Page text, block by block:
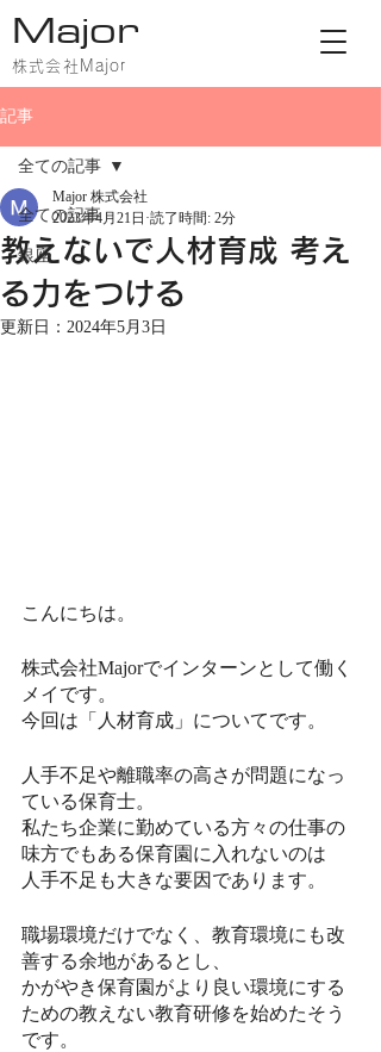
Major
株式会社Major
記事
全ての記事
銀座
全ての記事
教えないで人材育成 考え
る力をつける
Major 株式会社
2023年4月21日 読了時間: 2分
更新日： 2024年5月3日
こんにちは。
株式会社Majorでインターンとして働く
メイです。
今回は「人材育成」についてです。
人手不足や離職率の高さが問題になっ
ている保育士。
私たち企業に勤めている方々の仕事の
味方でもある保育園に入れないのは
人手不足も大きな要因であります。
職場環境だけでなく、教育環境にも改
善する余地があるとし、
かがやき保育園がより良い環境にする
ための教えない教育研修を始めたそう
です。